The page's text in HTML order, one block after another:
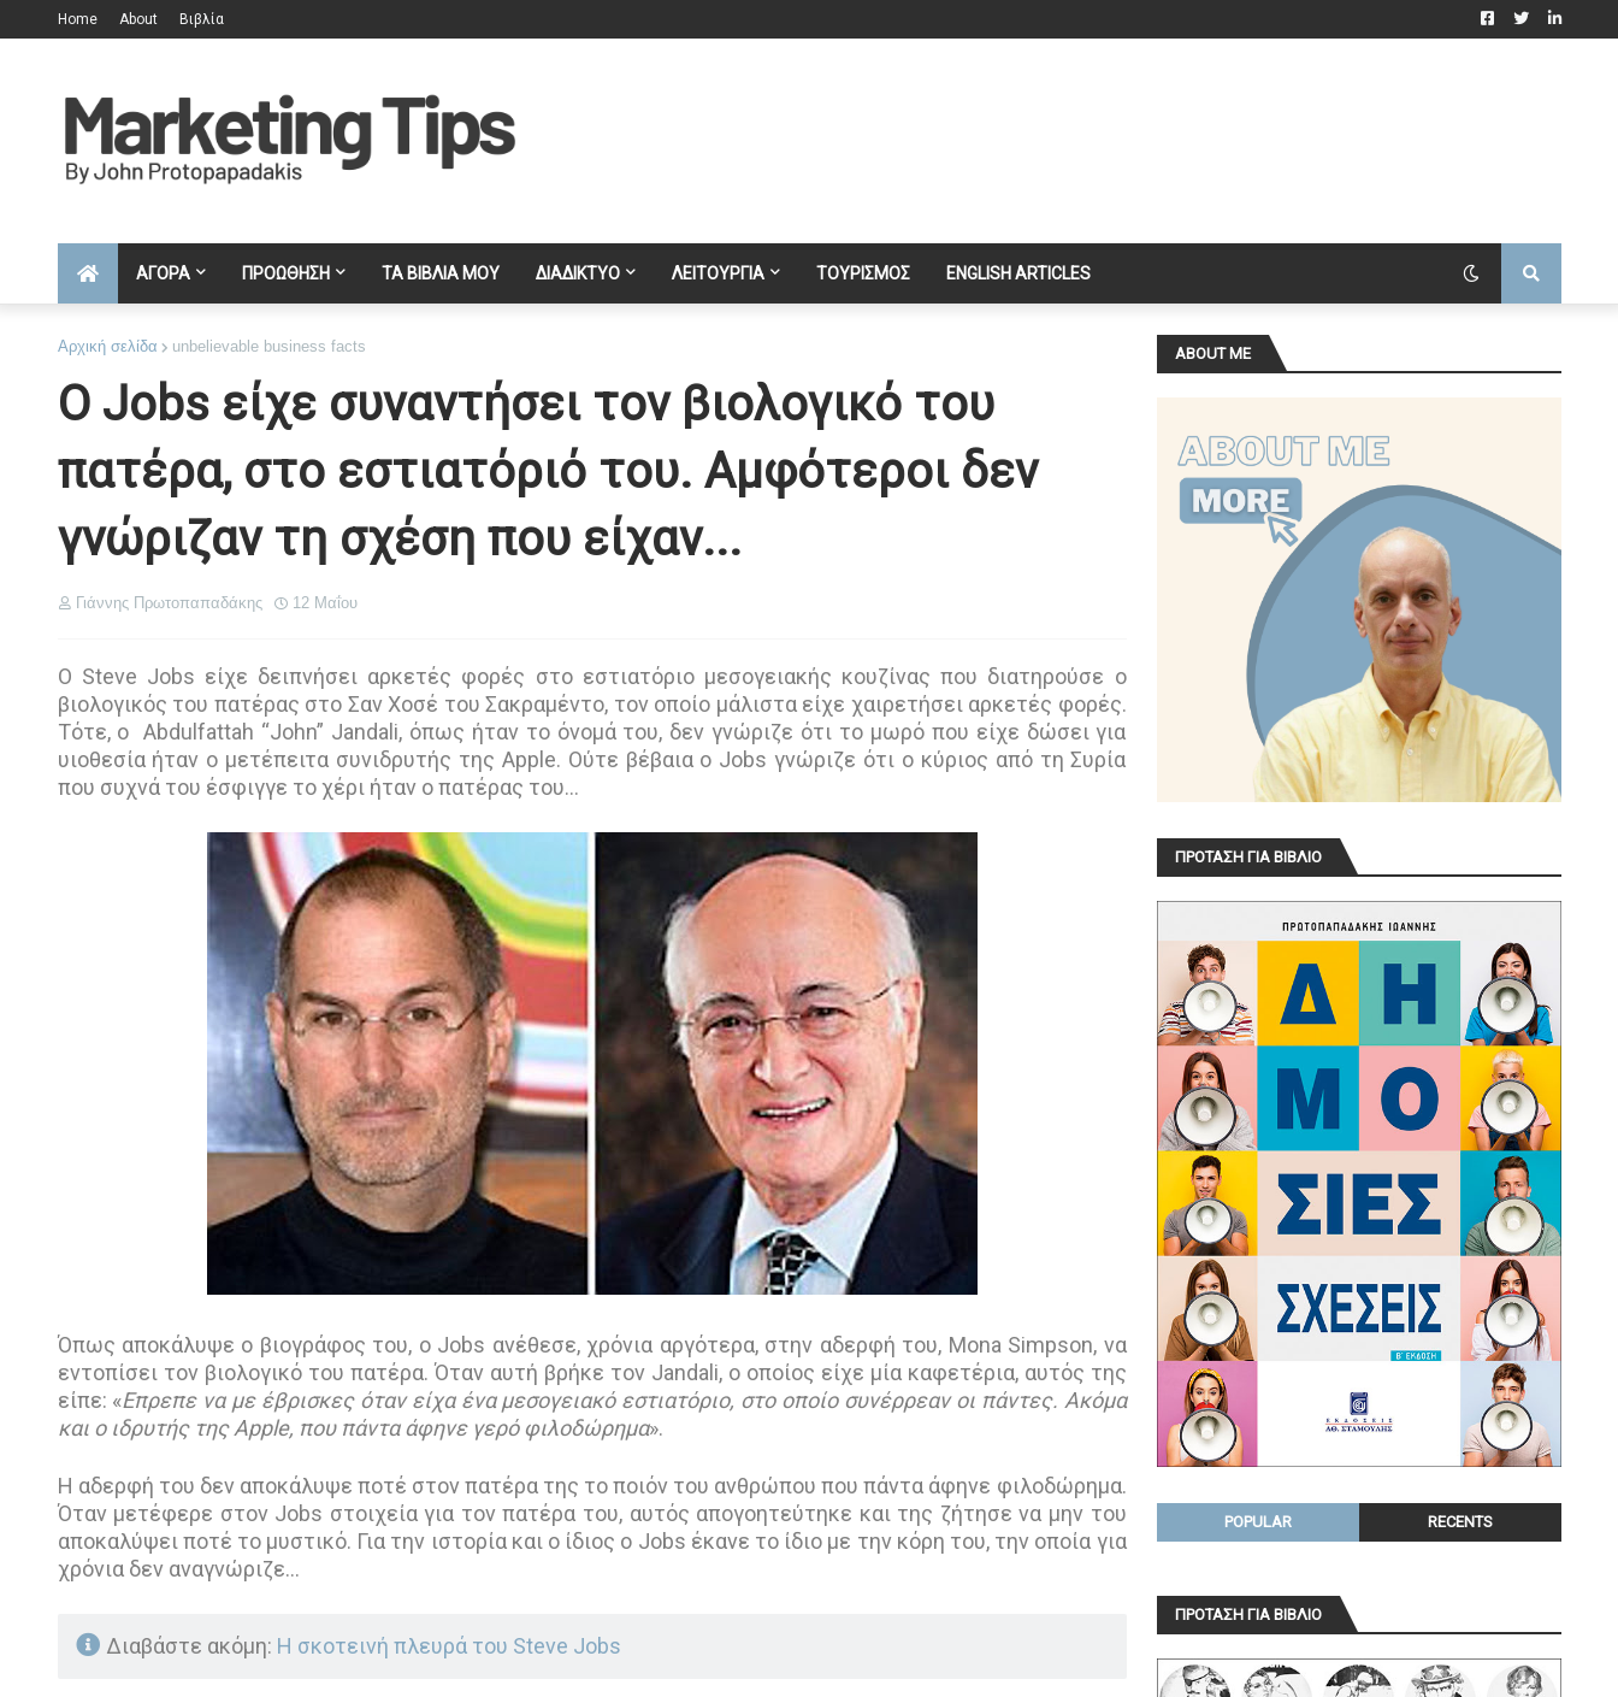
Home About Βιβλία
ΑΓΟΡΑ ΠΡΟΩΘΗΣΗ ΤΑ ΒΙΒΛΙΑ ΜΟΥ ΔΙΑΔΙΚΤΥΟ ΛΕΙΤΟΥΡΓΙΑ ΤΟΥΡΙΣΜΟΣ ENGLISH ARTICLES
Αρχική σελίδα unbelievable business facts
Ο Jobs είχε συναντήσει τον βιολογικό του
πατέρα, στο εστιατόριό του. Αμφότεροι δεν
γνώριζαν τη σχέση που είχαν...
Γιάννης Πρωτοπαπαδάκης 12 Μαΐου
Ο Steve Jobs είχε δειπνήσει αρκετές φορές στο εστιατόριο μεσογειακής κουζίνας που διατηρούσε ο
βιολογικός του πατέρας στο Σαν Χοσέ του Σακραμέντο, τον οποίο μάλιστα είχε χαιρετήσει αρκετές φορές.
Τότε, ο Abdulfattah “John” Jandali, όπως ήταν το όνομά του, δεν γνώριζε ότι το μωρό που είχε δώσει για
υιοθεσία ήταν ο μετέπειτα συνιδρυτής της Apple. Ούτε βέβαια ο Jobs γνώριζε ότι ο κύριος από τη Συρία
που συχνά του έσφιγγε το χέρι ήταν ο πατέρας του...
Όπως αποκάλυψε ο βιογράφος του, o Jobs ανέθεσε, χρόνια αργότερα, στην αδερφή του, Mona Simpson, να
εντοπίσει τον βιολογικό του πατέρα. Όταν αυτή βρήκε τον Jandali, ο οποίος είχε μία καφετέρια, αυτός της
είπε: «Επρεπε να με έβρισκες όταν είχα ένα μεσογειακό εστιατόριο, στο οποίο συνέρρεαν οι πάντες. Ακόμα
και ο ιδρυτής της Apple, που πάντα άφηνε γερό φιλοδώρημα».
Η αδερφή του δεν αποκάλυψε ποτέ στον πατέρα της το ποιόν του ανθρώπου που πάντα άφηνε φιλοδώρημα.
Όταν μετέφερε στον Jobs στοιχεία για τον πατέρα του, αυτός απογοητεύτηκε και της ζήτησε να μην του
αποκαλύψει ποτέ το μυστικό. Για την ιστορία και ο ίδιος ο Jobs έκανε το ίδιο με την κόρη του, την οποία για
χρόνια δεν αναγνώριζε...
Διαβάστε ακόμη: Η σκοτεινή πλευρά του Steve Jobs
ABOUT ME
ΠΡΟΤΑΣΗ ΓΙΑ ΒΙΒΛΙΟ
POPULAR RECENTS
ΠΡΟΤΑΣΗ ΓΙΑ ΒΙΒΛΙΟ